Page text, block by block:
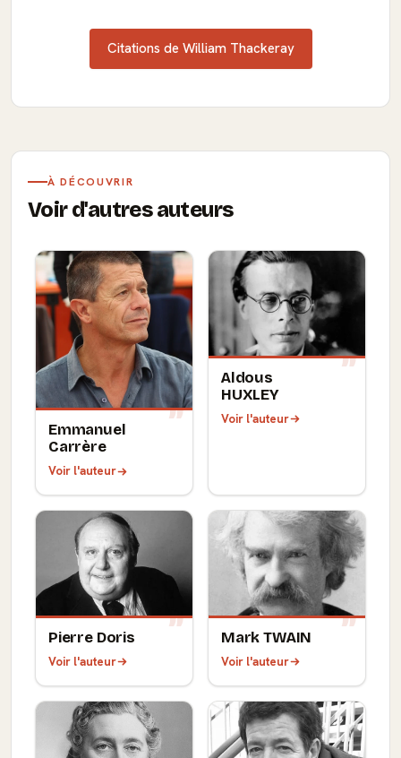
Citations de William Thackeray
À DÉCOUVRIR
Voir d'autres auteurs
Emmanuel
Carrère
Voir l'auteur
Aldous
HUXLEY
Voir l'auteur
Pierre Doris
Voir l'auteur
Mark TWAIN
Voir l'auteur